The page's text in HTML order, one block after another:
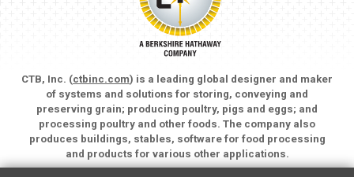
CTB, Inc. (ctbinc.com) is a leading global designer and maker
of systems and solutions for storing, conveying and
preserving grain; producing poultry, pigs and eggs; and
processing poultry and other foods. The company also
produces buildings, stables, software for food processing
and products for various other applications.